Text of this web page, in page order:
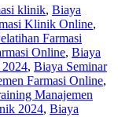
klinik, Biaya
Klinik Online,
Farmasi
Online, Biaya
, Biaya Seminar
Farmasi Online,
Manajemen
2024, Biaya